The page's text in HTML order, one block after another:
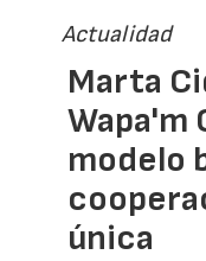
Actualidad
Marta
Wapa'm
modelo
única